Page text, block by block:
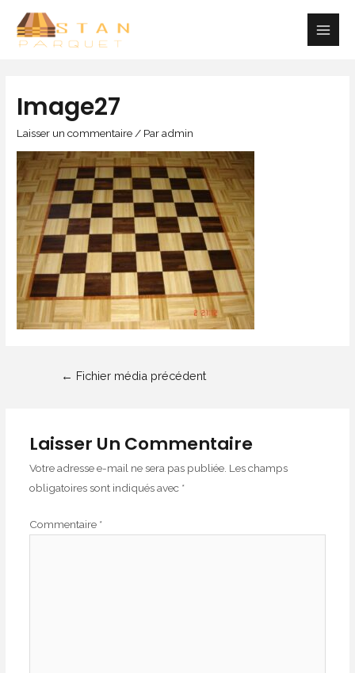
contenu
Main
Image27
Laisser un commentaire / Paradmin
Navigation
← Fichier média précédent
Laisser Un Commentaire
Votre adresse e-mail ne sera pas publiée. Les champs
obligatoires sont indiqués avec *
Commentaire *